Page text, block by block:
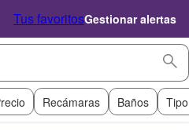
Tus favoritosGestionar alertas
Recámaras Baños